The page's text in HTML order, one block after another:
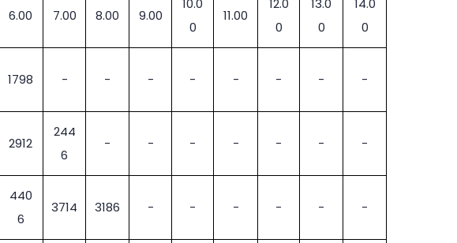
6.00 7.00 8.00 9.00
0
11.00
0
0
0
1798 - - - - - - - -
2912
244
6
- - - - - - -
440
6
3714 3186 - - - - - -